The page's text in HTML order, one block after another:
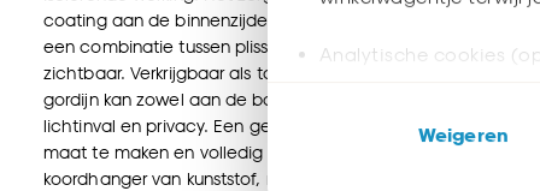
Analytische cookies
ook buiten deWeigeren
coating aan de binnenzijde, levert de meeste
een combinatie tussen plisségordijnen en een overgordijn.
zichtbaar. Verkrijgbaar als top down, top down bottom up
gordijn kan zowel aan de bovenkant als de onderkant
lichtinval en privacy. Een gespannen plissé is zeer geschikt
maat te maken en volledig naar wens samen te stellen.
koordhanger van kunststof, rvs of zwart metaal.